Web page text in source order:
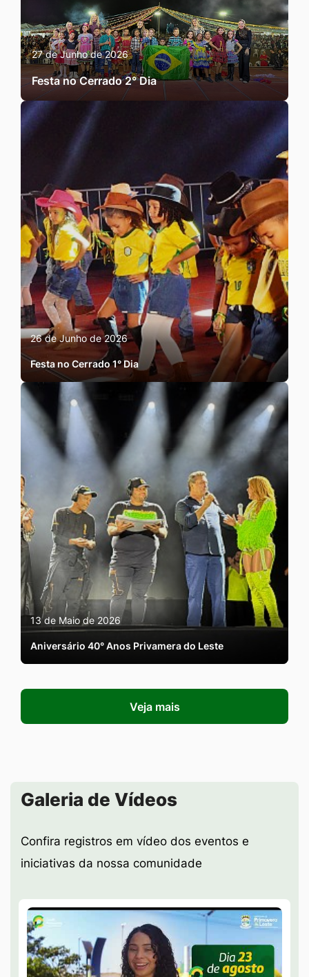
27 de Junho de 2026
Festa no Cerrado 2° Dia
26 de Junho de 2026
Festa no Cerrado 1° Dia
13 de Maio de 2026
Aniversário 40° Anos Privamera do Leste
Veja mais
Seção Galeria de Vídeos
Galeria de Vídeos
Confira registros em vídeo dos eventos e
iniciativas da nossa comunidade